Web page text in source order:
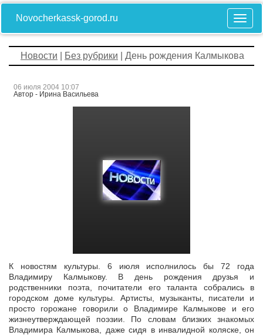
Novocherkassk-gorod.ru
Новости Без рубрики | День рождения Калмыкова
06 июля 2004 10:07
Автор - Ирина Васильева
К новостям культуры. 6 июля исполнилось бы 72 года
Владимиру Калмыкову. В день рождения друзья и
родственники поэта, почитатели его таланта собрались в
городском доме культуры. Артисты, музыканты,
писатели и
просто горожане говорили о Владимире Калмыкове и его
жизнеутверждающей поэзии. По словам близких знакомых
Владимира Калмыкова, даже сидя в инвалидной коляске, он